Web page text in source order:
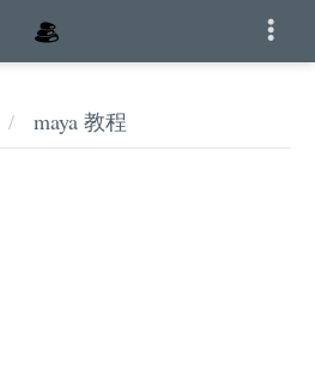
maya 教程